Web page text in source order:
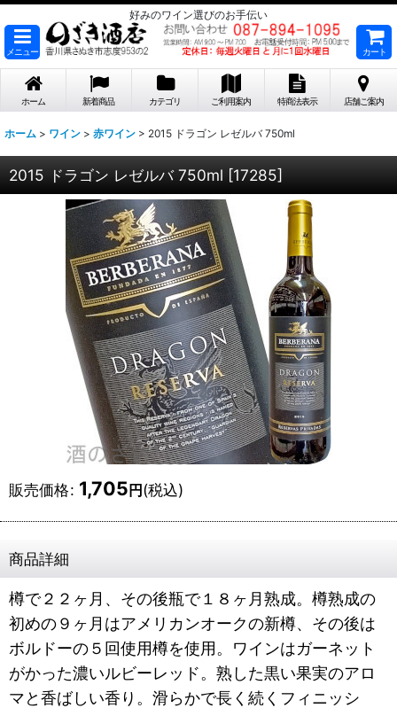
好みのワイン選びのお手伝い
メニュー カート
ホーム 新着商品 カテゴリ ご利用案内 特商法表示 店舗ご案内
ホーム > ワイン > 赤ワイン > 2015 ドラゴン レゼルバ 750ml
2015 ドラゴン レゼルバ 750ml [17285]
販売価格: 1,705 円 (税込)
商品詳細
樽で２２ヶ月、その後瓶で１８ヶ月熟成。樽熟成の
初めの９ヶ月はアメリカンオークの新樽、その後は
ボルドーの５回使用樽を使用。ワインはガーネット
がかった濃いルビーレッド。熟した黒い果実のアロ
マと香ばしい香り。滑らかで長く続くフィニッシ